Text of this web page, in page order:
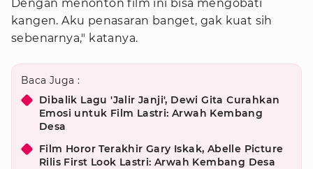
Dengan menonton film ini bisa mengobati
kangen. Aku penasaran banget, gak kuat sih
sebenarnya," katanya.
Baca Juga :
Dibalik Lagu 'Jalir Janji', Dewi Gita Curahkan
Emosi untuk Film Lastri: Arwah Kembang
Desa
Film Horor Terakhir Gary Iskak, Abelle Picture
Rilis First Look Lastri: Arwah Kembang Desa